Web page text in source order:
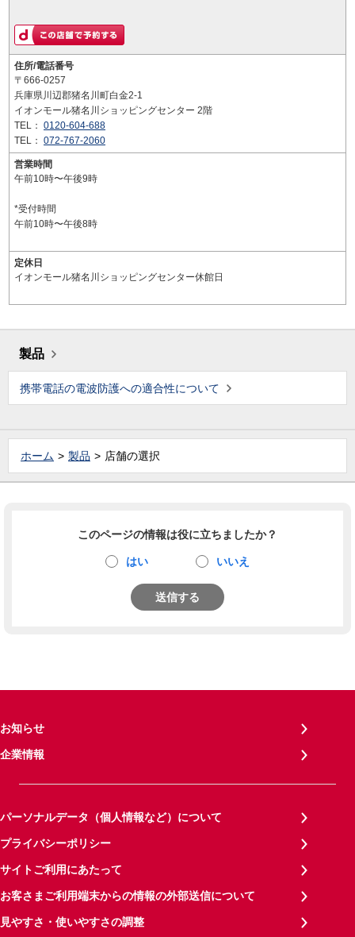
住所/電話番号
〒666-0257
兵庫県川辺郡猪名川町白金2-1
イオンモール猪名川ショッピングセンター 2階
TEL： 0120-604-688
TEL： 072-767-2060
営業時間
午前10時〜午後9時
*受付時間
午前10時〜午後8時
定休日
イオンモール猪名川ショッピングセンター休館日
製品
携帯電話の電波防護への適合性について
ホーム 製品 店舗の選択
このページの情報は役に立ちましたか？
はい いいえ
送信する
お知らせ
企業情報
パーソナルデータ（個人情報など）について
プライバシーポリシー
サイトご利用にあたって
お客さまご利用端末からの情報の外部送信について
見やすさ・使いやすさの調整